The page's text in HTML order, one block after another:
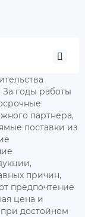
За годы работы
партнера,
поставки из
причин,
предпочтение
цена и
достойном